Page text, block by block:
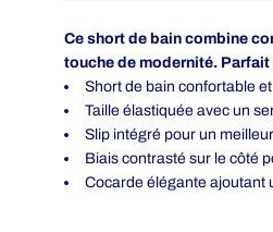
Ce short de bain combine
touche de modernité.
Short de bain confortable
Taille élastiquée avec un
Slip intégré pour un
Biais contrasté sur le côté
Cocarde élégante ajoutant